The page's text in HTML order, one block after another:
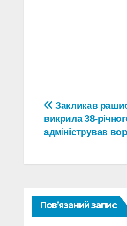
Навігація
записів
Закликав
викрила 38-
адміністрував
Пов’язаний запис